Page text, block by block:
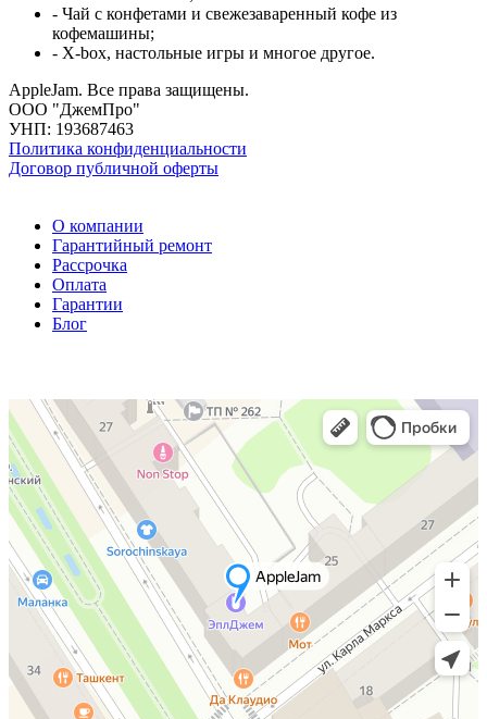
- Чай с конфетами и свежезаваренный кофе из
кофемашины;
- X-box, настольные игры и многое другое.
AppleJam. Все права защищены.
ООО "ДжемПро"
УНП: 193687463
Политика конфиденциальности
Договор публичной оферты
О компании
Гарантийный ремонт
Рассрочка
Оплата
Гарантии
Блог